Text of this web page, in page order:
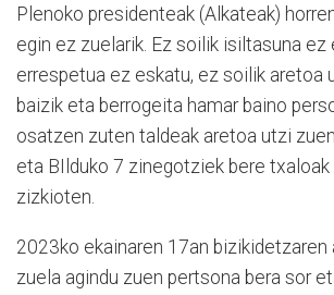
Plenoko presidenteak (Alkateak)
egin ez zuelarik. Ez soilik isiltasuna ez
errespetua ez eskatu, ez soilik aretoa
baizik eta berrogeita hamar baino
osatzen zuten taldeak aretoa utzi
eta BIlduko 7 zinegotziek bere txaloak
zizkioten.
2023ko ekainaren 17an bizikidetzaren
zuela agindu zuen pertsona bera sor